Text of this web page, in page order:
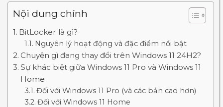
Nội dung chính
BitLocker là gì?
Nguyên lý hoạt động và đặc điểm nổi bật
Chuyện gì đang thay đổi trên Windows 11 24H2?
Sự khác biệt giữa Windows 11 Pro và Windows 11
Home
Đối với Windows 11 Pro (và các bản cao hơn)
Đối với Windows 11 Home